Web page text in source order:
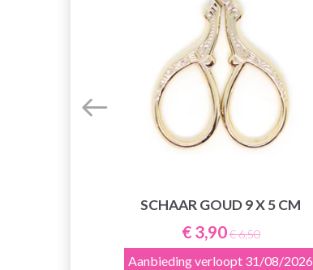
SCHAAR GOUD 9 X 5 CM
€ 3,90€ 6,50
Aanbieding verloopt 31/08/2026